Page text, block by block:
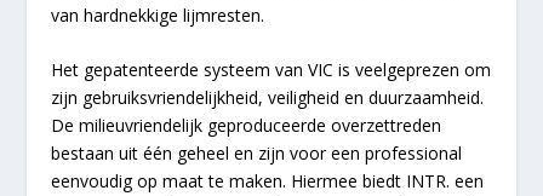
van hardnekkige lijmresten.
Het gepatenteerde systeem van VIC is veelgeprezen om
zijn gebruiksvriendelijkheid, veiligheid en duurzaamheid.
De milieuvriendelijk geproduceerde overzettreden
bestaan uit één geheel en zijn voor een professional
eenvoudig op maat te maken. Hiermee biedt INTR. een